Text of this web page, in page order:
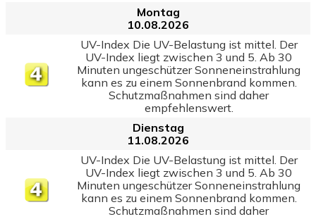
Montag
10.08.2026
UV-Index Die UV-Belastung ist mittel. Der
UV-Index liegt zwischen 3 und 5. Ab 30
Minuten ungeschützer Sonneneinstrahlung
kann es zu einem Sonnenbrand kommen.
Schutzmaßnahmen sind daher
empfehlenswert.
Dienstag
11.08.2026
UV-Index Die UV-Belastung ist mittel. Der
UV-Index liegt zwischen 3 und 5. Ab 30
Minuten ungeschützer Sonneneinstrahlung
kann es zu einem Sonnenbrand kommen.
Schutzmaßnahmen sind daher